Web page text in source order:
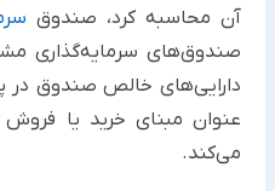
آن محاسبه کرد، صندوق
دارایی‌های خالص صندوق در
عنوان مبنای خرید یا
می‌کند.